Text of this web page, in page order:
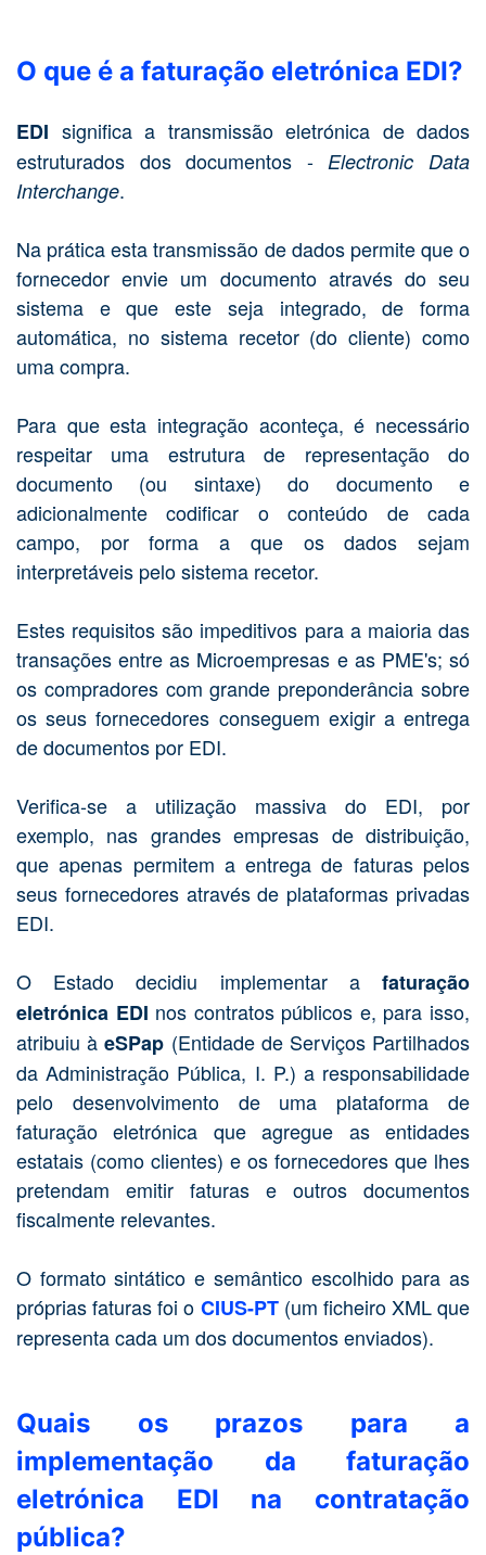
O que é a faturação eletrónica EDI?
EDI significa a transmissão eletrónica de dados
estruturados dos documentos - Electronic Data
Interchange.
Na prática esta transmissão de dados permite que o
fornecedor envie um documento através do seu
sistema e que este seja integrado, de forma
automática, no sistema recetor (do cliente) como
uma compra.
Para que esta integração aconteça, é necessário
respeitar uma estrutura de representação do
documento (ou sintaxe) do documento e
adicionalmente codificar o conteúdo de cada
campo, por forma a que os dados sejam
interpretáveis pelo sistema recetor.
Estes requisitos são impeditivos para a maioria das
transações entre as Microempresas e as PME's; só
os compradores com grande preponderância sobre
os seus fornecedores conseguem exigir a entrega
de documentos por EDI.
Verifica-se a utilização massiva do EDI, por
exemplo, nas grandes empresas de distribuição,
que apenas permitem a entrega de faturas pelos
seus fornecedores através de plataformas privadas
EDI.
O Estado decidiu implementar a faturação
eletrónica EDI nos contratos públicos e, para isso,
atribuiu àeSPap (Entidade de Serviços Partilhados
da Administração Pública, I. P.) a responsabilidade
pelo desenvolvimento de uma plataforma de
faturação eletrónica que agregue as entidades
estatais (como clientes) e os fornecedores que lhes
pretendam emitir faturas e outros documentos
fiscalmente relevantes.
O formato sintático e semântico escolhido para as
próprias faturas foi o CIUS-PT (um ficheiro XML que
representa cada um dos documentos enviados).
Quais os prazos para a
implementação da faturação
eletrónica EDI na contratação
pública?